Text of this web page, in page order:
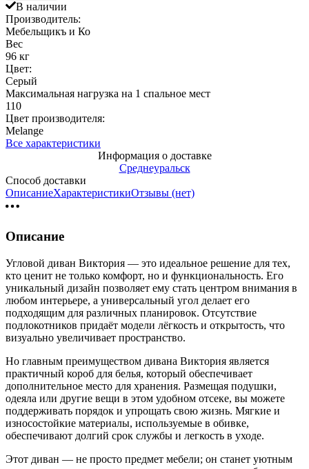
В наличии
Производитель:
Мебельщикъ и Ко
Вес
96 кг
Цвет:
Серый
Максимальная нагрузка на 1 спальное мест
110
Цвет производителя:
Melange
Все характеристики
Информация о доставке
Среднеуральск
Способ доставки
ОписаниеХарактеристикиОтзывы (нет)
Описание
Угловой диван Виктория — это идеальное решение для тех,
кто ценит не только комфорт, но и функциональность. Его
уникальный дизайн позволяет ему стать центром внимания в
любом интерьере, а универсальный угол делает его
подходящим для различных планировок. Отсутствие
подлокотников придаёт модели лёгкость и открытость, что
визуально увеличивает пространство.
Но главным преимуществом дивана Виктория является
практичный короб для белья, который обеспечивает
дополнительное место для хранения. Размещая подушки,
одеяла или другие вещи в этом удобном отсеке, вы можете
поддерживать порядок и упрощать свою жизнь. Мягкие и
износостойкие материалы, используемые в обивке,
обеспечивают долгий срок службы и легкость в уходе.
Этот диван — не просто предмет мебели; он станет уютным